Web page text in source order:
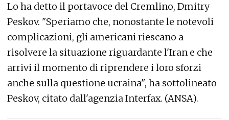
Lo ha detto il portavoce del Cremlino, Dmitry
Peskov. "Speriamo che, nonostante le notevoli
complicazioni, gli americani riescano a
risolvere la situazione riguardante l'Iran e che
arrivi il momento di riprendere i loro sforzi
anche sulla questione ucraina", ha sottolineato
Peskov, citato dall'agenzia Interfax. (ANSA).